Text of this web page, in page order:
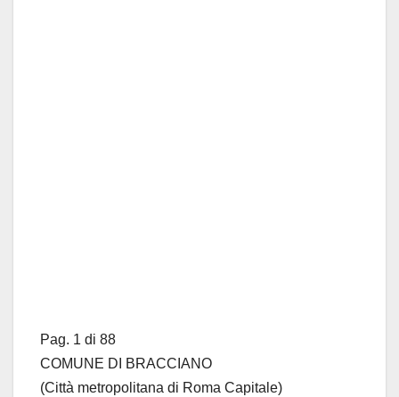
Pag. 1 di 88
COMUNE DI BRACCIANO
(Città metropolitana di Roma Capitale)